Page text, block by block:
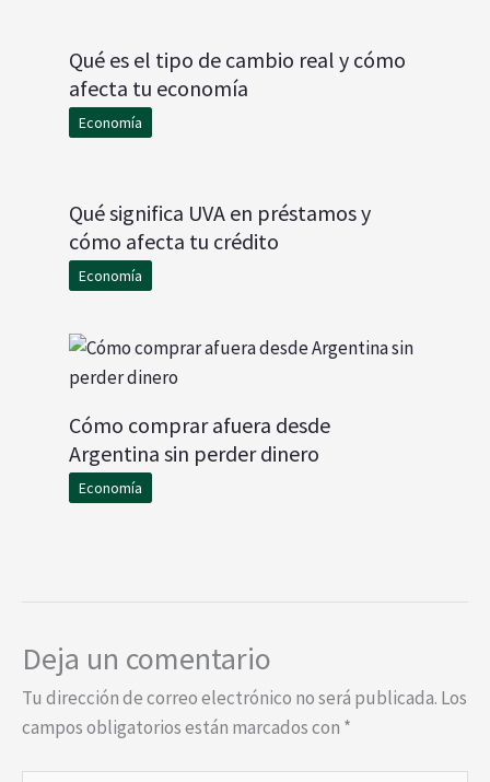
Qué es el tipo de cambio real y cómo
afecta tu economía
Economía
Qué significa UVA en préstamos y
cómo afecta tu crédito
Economía
Cómo comprar afuera desde
Argentina sin perder dinero
Economía
Deja un comentario
Tu dirección de correo electrónico no será publicada. Los
campos obligatorios están marcados con *